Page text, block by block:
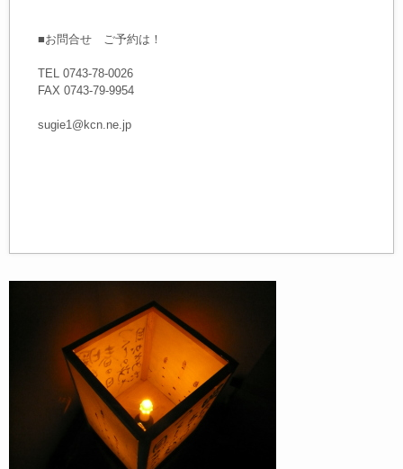
■お問合せ ご予約は！
TEL 0743-78-0026
FAX 0743-79-9954
sugie1@kcn.ne.jp